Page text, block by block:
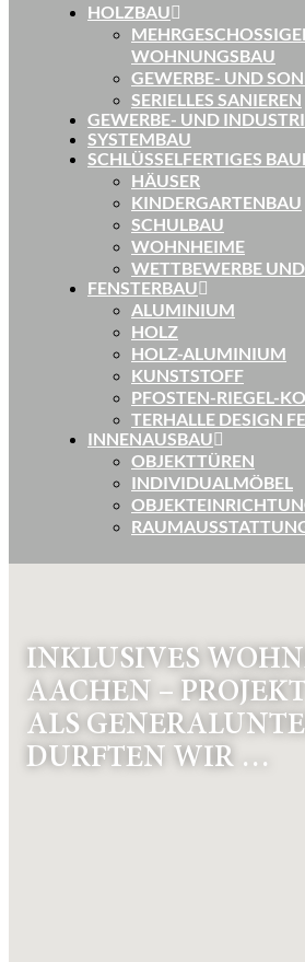
HOLZBAU
WOHNUNGSBAU
GEWERBE- UND
SERIELLES SANIEREN
GEWERBE- UND
SYSTEMBAU
SCHLÜSSELFERTIGES
HÄUSER
KINDERGARTENBAU
SCHULBAU
WOHNHEIME
WETTBEWERBE
FENSTERBAU
ALUMINIUM
HOLZ
HOLZ-ALUMINIUM
KUNSTSTOFF
PFOSTEN-RIEGEL-
TERHALLE DESIGN
INNENAUSBAU
OBJEKTTÜREN
INDIVIDUALMÖBEL
INKLUSIVES
AACHEN –
ALS
DURFTEN WIR …